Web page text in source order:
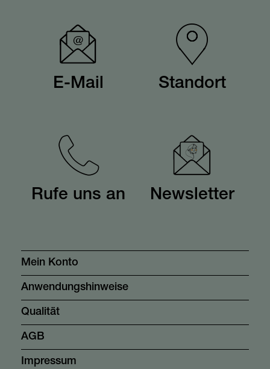
E-Mail Standort
Rufe uns an Newsletter
Mein Konto
Anwendungshinweise
Qualität
AGB
Impressum